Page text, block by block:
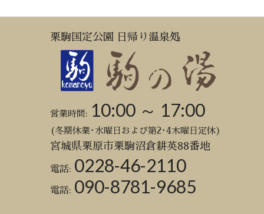
栗駒国定公園 日帰り温泉処
営業時間: 10:00 ～ 17:00
(冬期休業･水曜日および第2･4木曜日定休)
宮城県栗原市栗駒沼倉耕英88番地
電話: 0228-46-2110
電話: 090-8781-9685